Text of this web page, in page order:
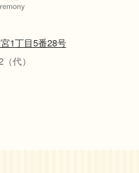
1丁目5番28号
代）